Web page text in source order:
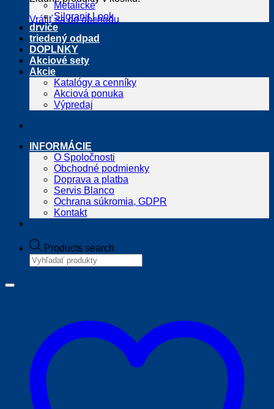
Vrátiť sa do obchodu
Metalické
Silgranit Look
drviče
triedený odpad
DOPLNKY
Akciové sety
Akcie
Katalógy a cenníky
Akciová ponuka
Výpredaj
INFORMÁCIE
O Spoločnosti
Obchodné podmienky
Doprava a platba
Servis Blanco
Ochrana súkromia, GDPR
Kontakt
Products search